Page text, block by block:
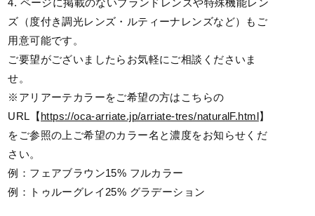
4. ページに掲載のないブランドレンズや特殊機能レン
ズ（度付き調光レンズ・ルティーナレンズなど）もご
用意可能です。
ご要望がございましたらお気軽にご相談くださいま
せ。
※アリアーテカラーをご希望の方はこちらの
URL【https://oca-arriate.jp/arriate-tres/naturalF.html】
をご参照の上ご希望のカラー名と濃度をお知らせくだ
さい。
例：フェアブラウン15% フルカラー
例：トゥルーグレイ25% グラデーション